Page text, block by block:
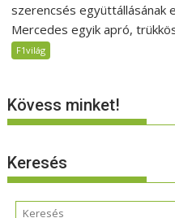
szerencsés együttállásának
Mercedes egyik apró,
F1világ
Kövess minket!
Keresés